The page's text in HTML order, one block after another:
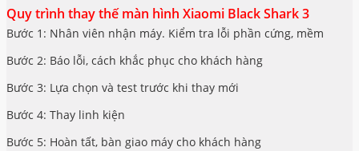
Quy trình thay thế màn hình Xiaomi Black Shark 3
Bước 1: Nhân viên nhận máy. Kiểm tra lỗi phần cứng, mềm
Bước 2: Báo lỗi, cách khắc phục cho khách hàng
Bước 3: Lựa chọn và test trước khi thay mới
Bước 4: Thay linh kiện
Bước 5: Hoàn tất, bàn giao máy cho khách hàng